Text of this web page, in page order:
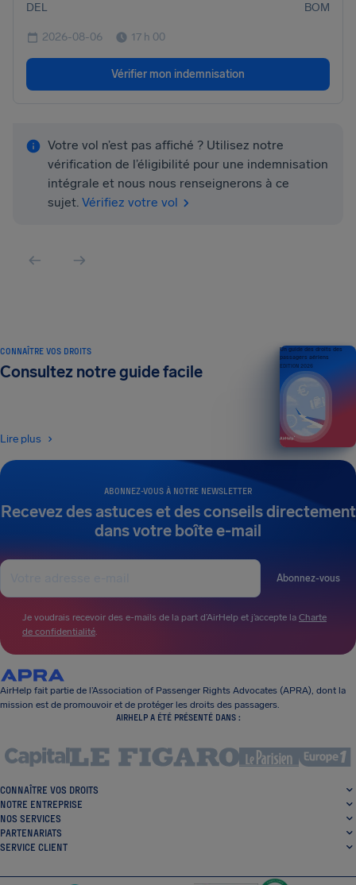
DEL BOM
2026-08-06 17 h 00
Vérifier mon indemnisation
Votre vol n’est pas affiché ? Utilisez notre
vérification de l’éligibilité pour une indemnisation
intégrale et nous nous renseignerons à ce
sujet. Vérifiez votre vol
ABONNEZ-VOUS À NOTRE NEWSLETTER
Recevez des astuces et des conseils directement
dans votre boîte e-mail
Abonnez-vous
Je voudrais recevoir des e-mails de la part d’AirHelp et j’accepte la Charte
de confidentialité.
CONNAÎTRE VOS DROITS
Consultez notre guide facile
Lire plus
Un guide des droits des
passagers aériens
ÉDITION 2026
AirHelp fait partie de l’Association of Passenger Rights Advocates (APRA), dont la
mission est de promouvoir et de protéger les droits des passagers.
AIRHELP A ÉTÉ PRÉSENTÉ DANS :
CONNAÎTRE VOS DROITS
NOTRE ENTREPRISE
NOS SERVICES
PARTENARIATS
SERVICE CLIENT